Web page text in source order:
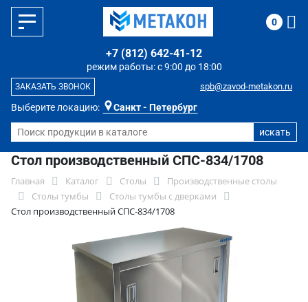
Выберите локацию: Санкт - Петербург
режим работы: с 9:00 до 18:00
+7 (812) 642-41-12
spb@zavod-metakon.ru
ЗАКАЗАТЬ ЗВОНОК
0
Стол производственный СПС-834/1708
Главная Каталог Столы
Производственные столы
Столы тумбы
Столы тумбы с дверками
Стол производственный СПС-834/1708